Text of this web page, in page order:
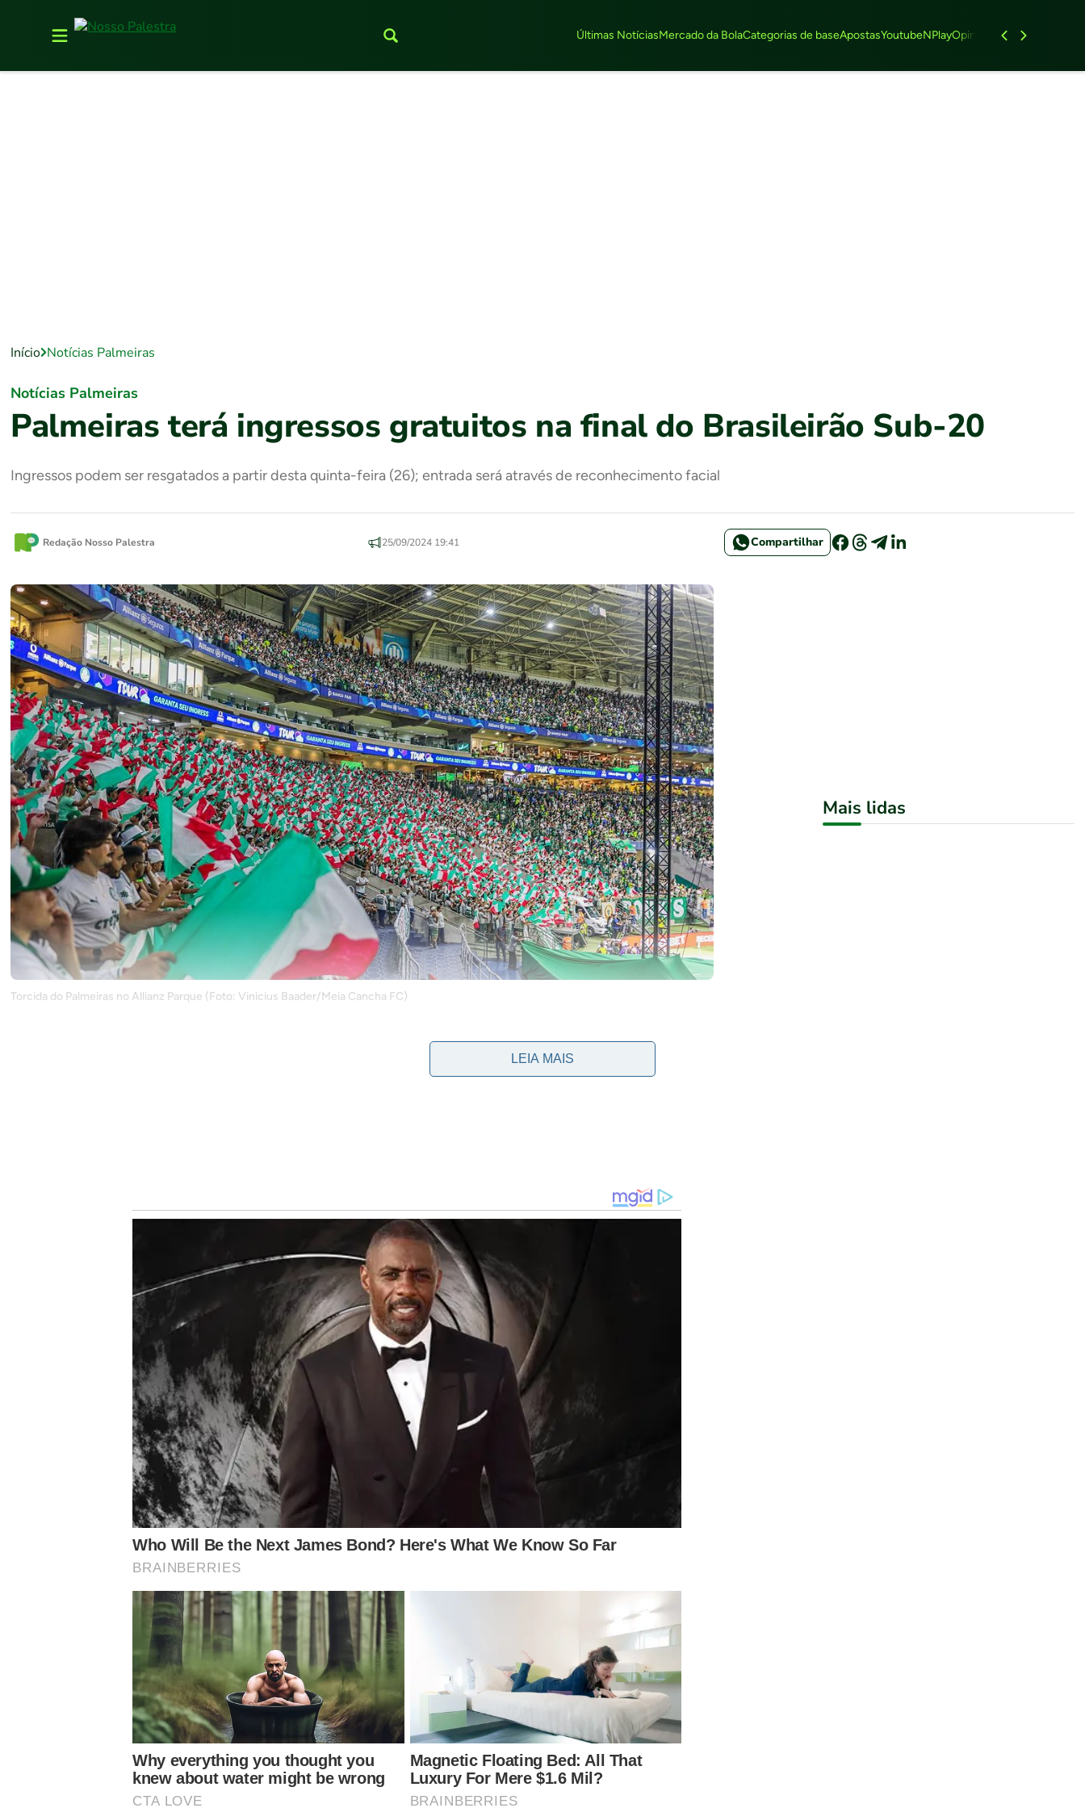
Últimas NotíciasMercado da BolaCategorias de baseApostasYoutubeNPlayOpinião Feminino
Início Notícias Palmeiras
Notícias Palmeiras
Palmeiras terá ingressos gratuitos na final do Brasileirão Sub-20
Ingressos podem ser resgatados a partir desta quinta-feira (26); entrada será através de reconhecimento facial
Redação Nosso Palestra 25/09/2024 19:41 Compartilhar
Torcida do Palmeiras no Allianz Parque (Foto: Vinicius Baader/Meia Cancha FC)
O jogo de volta da final do Campeonato Brasileiro Sub-20 terá entrada gratuita. O duelo entre Verdão e Cruzeiro
eila Pereira lança candidatura para disputa presidente do Palmeiras
O resgate de ingressos será feito pelo site ingressospalmeiras.com.br e estará disponível a partir das 14h desta
quinta-feira (26). Cada CPF terá direito a uma entrada, e o acesso ao estádio será realizado por reconhecimento
Será liberada o setor Central Leste para a torcida palestrina, com a abertura gradual de outros setores conforme
demanda. Devido a palco montado, o Gol Norte estará bloqueado. Os visitantes farão o resgate dos ingressos
Notícias Relacionadas
Mais lidas
LEIA MAIS